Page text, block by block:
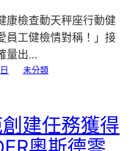
康檢查動天秤座行動健
員工健檢情對稱！」接
量出…
未分類
建任務獲得